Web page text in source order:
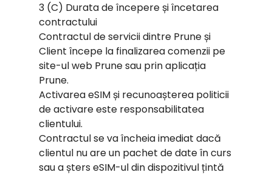
3 (C) Durata de începere și încetarea
contractului
Contractul de servicii dintre Prune și
Client începe la finalizarea comenzii pe
site-ul web Prune sau prin aplicația
Prune.
Activarea eSIM și recunoașterea politicii
de activare este responsabilitatea
clientului.
Contractul se va încheia imediat dacă
clientul nu are un pachet de date în curs
sau a șters eSIM-ul din dispozitivul țintă